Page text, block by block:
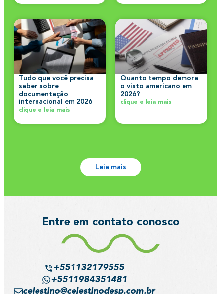
Tudo que você precisa
saber sobre
documentação
internacional em 2026
clique e leia mais
Quanto tempo demora
o visto americano em
2026?
clique e leia mais
Leia mais
Entre em contato conosco
+551132179555
+5511984351481
celestino@celestinodesp.com.br